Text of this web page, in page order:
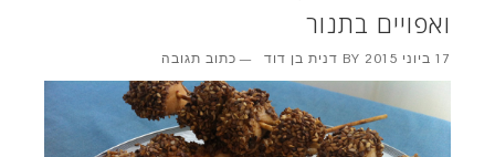
ואפויים בתנור
17 ביוני 2015 דנית בן דוד כתוב תגובה